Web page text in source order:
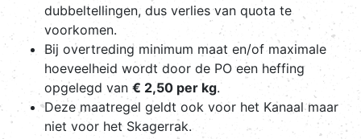
dubbeltellingen, dus verlies van quota te
voorkomen.
Bij overtreding minimum maat en/of maximale
hoeveelheid wordt door de PO een heffing
opgelegd van € 2,50 per kg.
Deze maatregel geldt ook voor het Kanaal maar
niet voor het Skagerrak.